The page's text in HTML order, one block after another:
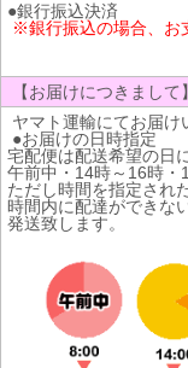
●銀行振込決済
※銀行振込の場合、お
【お届けにつきまして】
ヤマト運輸にてお届け
●お届けの日時指定
宅配便は配送希望の日
午前中・14時～16時
ただし時間を指定され
時間内に配達ができな
発送致します。